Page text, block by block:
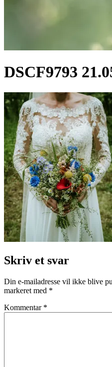
DSCF9793
Skriv et svar
Din e-mailadresse vil ikke blive
markeret med *
Kommentar *